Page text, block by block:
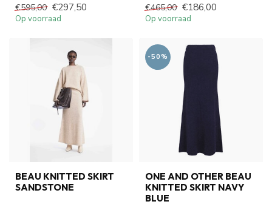
€595,00 €297,50
Op voorraad
€465,00 €186,00
Op voorraad
BEAU KNITTED SKIRT
SANDSTONE
-50%
ONE AND OTHER BEAU
KNITTED SKIRT NAVY
BLUE